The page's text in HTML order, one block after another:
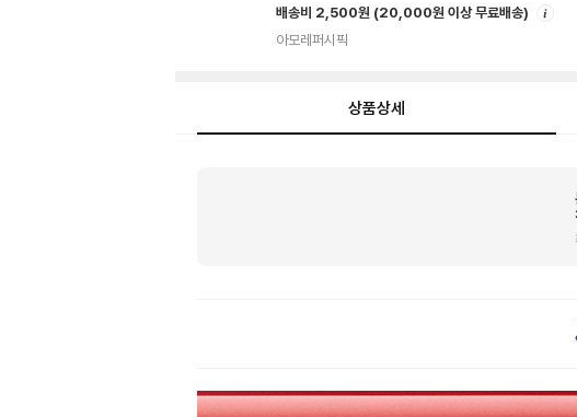
배송비 2,500원 (20,000원 이상 무료배송)
아모레퍼시픽
상품상세